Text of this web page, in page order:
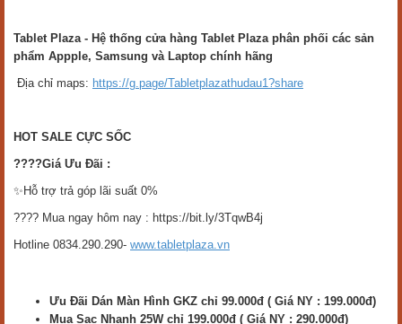
Tablet Plaza - Hệ thống cửa hàng Tablet Plaza phân phối các sản
phẩm Appple, Samsung và Laptop chính hãng
Địa chỉ maps: https://g.page/Tabletplazathudau1?share
HOT SALE CỰC SỐC
????Giá Ưu Đãi :
✨Hỗ trợ trả góp lãi suất 0%
???? Mua ngay hôm nay : https://bit.ly/3TqwB4j
Hotline 0834.290.290- www.tabletplaza.vn
Ưu Đãi Dán Màn Hình GKZ chỉ 99.000đ ( Giá NY : 199.000đ)
Mua Sạc Nhanh 25W chỉ 199.000đ ( Giá NY : 290.000đ)